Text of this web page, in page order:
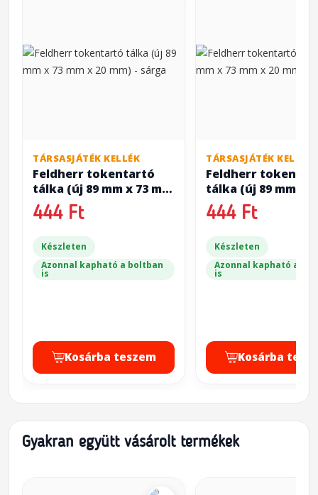
TÁRSASJÁTÉK KELLÉK
Feldherr tokentartó
tálka (új 89 mm x 73 mm
x 20 mm) - sárga
444 Ft
Készleten
Azonnal kapható a boltban
is
Kosárba teszem
TÁRSASJÁTÉK KELLÉK
Feldherr
tálka (új 89 mm x
x 20 mm) - piros
444 Ft
Készleten
Azonnal kapható a
is
Kosárba
Gyakran együtt vásárolt termékek